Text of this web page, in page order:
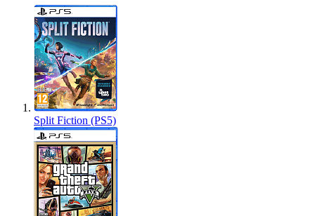
Split Fiction (PS5)